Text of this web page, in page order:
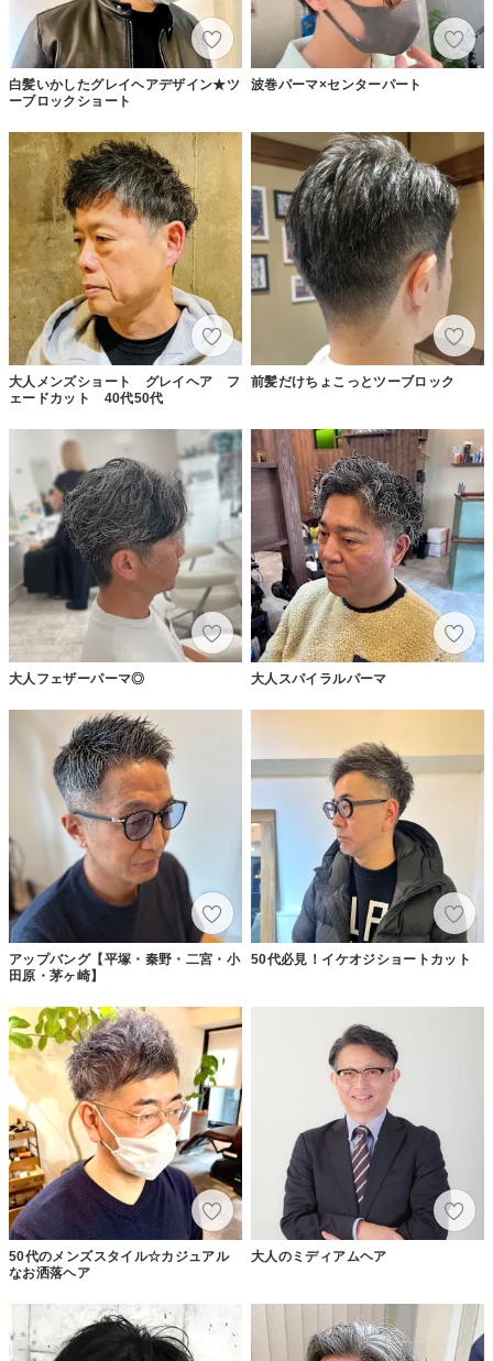
白髪いかしたグレイヘアデザイン★ツ
ーブロックショート
波巻パーマ×センターパート
大人メンズショート グレイヘア フ
ェードカット 40代50代
前髪だけちょこっとツーブロック
大人フェザーパーマ◎ 大人スパイラルパーマ
アップバング【平塚・秦野・二宮・小
田原・茅ヶ崎】
50代必見！イケオジショートカット
50代のメンズスタイル☆カジュアル
なお洒落ヘア
大人のミディアムヘア